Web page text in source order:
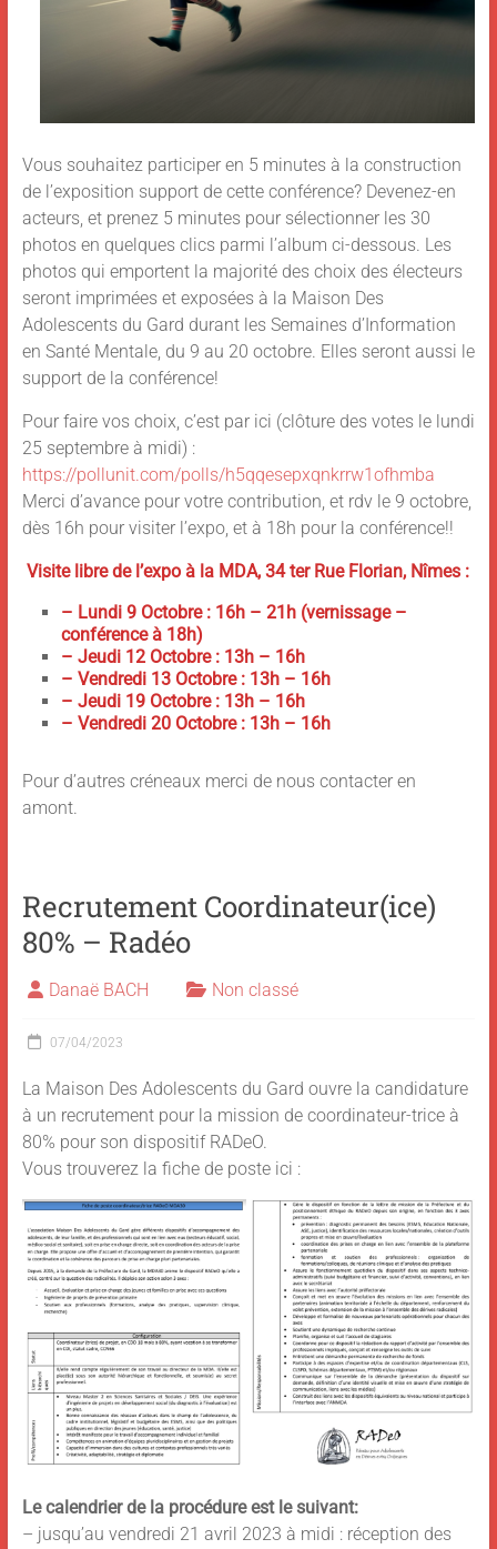
Vous souhaitez participer en 5 minutes à la construction
de l’exposition support de cette conférence? Devenez-en
acteurs, et prenez 5 minutes pour sélectionner les 30
photos en quelques clics parmi l’album ci-dessous. Les
photos qui emportent la majorité des choix des électeurs
seront imprimées et exposées à la Maison Des
Adolescents du Gard durant les Semaines d’Information
en Santé Mentale, du 9 au 20 octobre. Elles seront aussi le
support de la conférence!
Pour faire vos choix, c’est par ici (clôture des votes le lundi
25 septembre à midi) :
https://pollunit.com/polls/h5qqesepxqnkrrw1ofhmba
Merci d’avance pour votre contribution, et rdv le 9 octobre,
dès 16h pour visiter l’expo, et à 18h pour la conférence!!
Visite libre de l’expo à la MDA, 34 ter Rue Florian, Nîmes :
– Lundi 9 Octobre : 16h – 21h (vernissage –
conférence à 18h)
– Jeudi 12 Octobre : 13h – 16h
– Vendredi 13 Octobre : 13h – 16h
– Jeudi 19 Octobre : 13h – 16h
– Vendredi 20 Octobre : 13h – 16h
Pour d’autres créneaux merci de nous contacter en
amont.
Recrutement Coordinateur(ice)
80% – Radéo
Danaë BACH Non classé
07/04/2023
La Maison Des Adolescents du Gard ouvre la candidature
à un recrutement pour la mission de coordinateur-trice à
80% pour son dispositif RADeO.
Vous trouverez la fiche de poste ici :
Le calendrier de la procédure est le suivant:
– jusqu’au vendredi 21 avril 2023 à midi : réception des